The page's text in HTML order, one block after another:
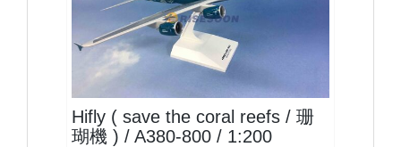
HFY20A388P02
Hifly ( save the coral reefs / 珊
瑚機 ) / A380-800 / 1:200